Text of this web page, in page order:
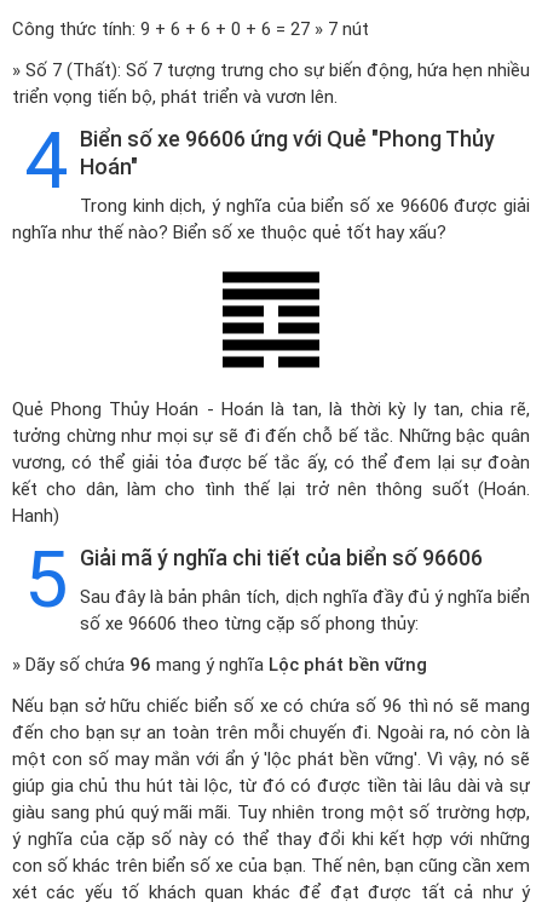
Công thức tính: 9 + 6 + 6 + 0 + 6 = 27 » 7 nút
» Số 7 (Thất): Số 7 tượng trưng cho sự biến động, hứa hẹn nhiều
triển vọng tiến bộ, phát triển và vươn lên.
4 Biển số xe 96606 ứng với Quẻ "Phong Thủy
Hoán"
Trong kinh dịch, ý nghĩa của biển số xe 96606 được giải
nghĩa như thế nào? Biển số xe thuộc quẻ tốt hay xấu?
Quẻ Phong Thủy Hoán - Hoán là tan, là thời kỳ ly tan, chia rẽ,
tưởng chừng như mọi sự sẽ đi đến chỗ bế tắc. Những bậc quân
vương, có thể giải tỏa được bế tắc ấy, có thể đem lại sự đoàn
kết cho dân, làm cho tình thế lại trở nên thông suốt (Hoán.
Hanh)
5 Giải mã ý nghĩa chi tiết của biển số 96606
Sau đây là bản phân tích, dịch nghĩa đầy đủ ý nghĩa biển
số xe 96606 theo từng cặp số phong thủy:
» Dãy số chứa 96 mang ý nghĩa Lộc phát bền vững
Nếu bạn sở hữu chiếc biển số xe có chứa số 96 thì nó sẽ mang
đến cho bạn sự an toàn trên mỗi chuyến đi. Ngoài ra, nó còn là
một con số may mắn với ẩn ý 'lộc phát bền vững'. Vì vậy, nó sẽ
giúp gia chủ thu hút tài lộc, từ đó có được tiền tài lâu dài và sự
giàu sang phú quý mãi mãi. Tuy nhiên trong một số trường hợp,
ý nghĩa của cặp số này có thể thay đổi khi kết hợp với những
con số khác trên biển số xe của bạn. Thế nên, bạn cũng cần xem
xét các yếu tố khách quan khác để đạt được tất cả như ý